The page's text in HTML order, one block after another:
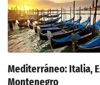
Mediterráneo: Italia,
Montenegro